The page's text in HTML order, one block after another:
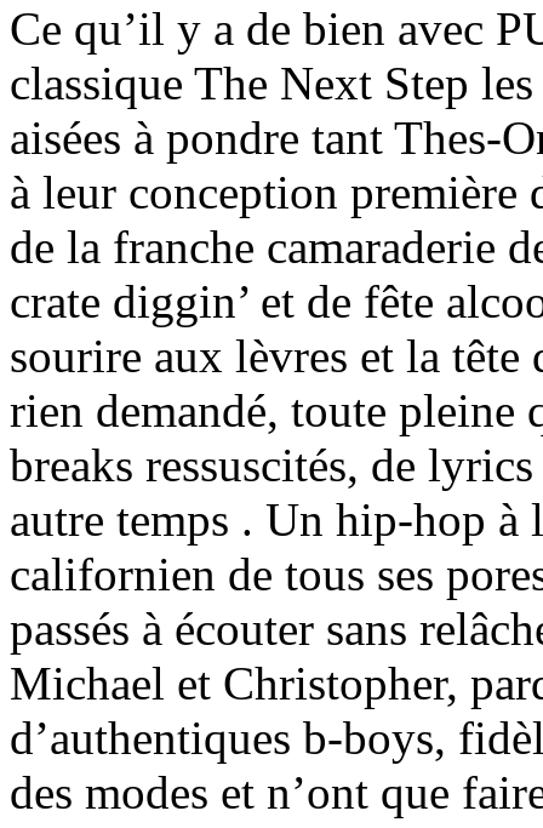
Ce qu’il y a de bien avec
classique The Next Step
aisées à pondre tant Thes-
à leur conception
de la franche camaraderie
crate diggin’ et de fête
sourire aux lèvres et la
rien demandé, toute pleine
breaks ressuscités, de
autre temps . Un hip-hop
californien de tous ses
passés à écouter sans
Michael et Christopher,
d’authentiques b-boys,
des modes et n’ont que